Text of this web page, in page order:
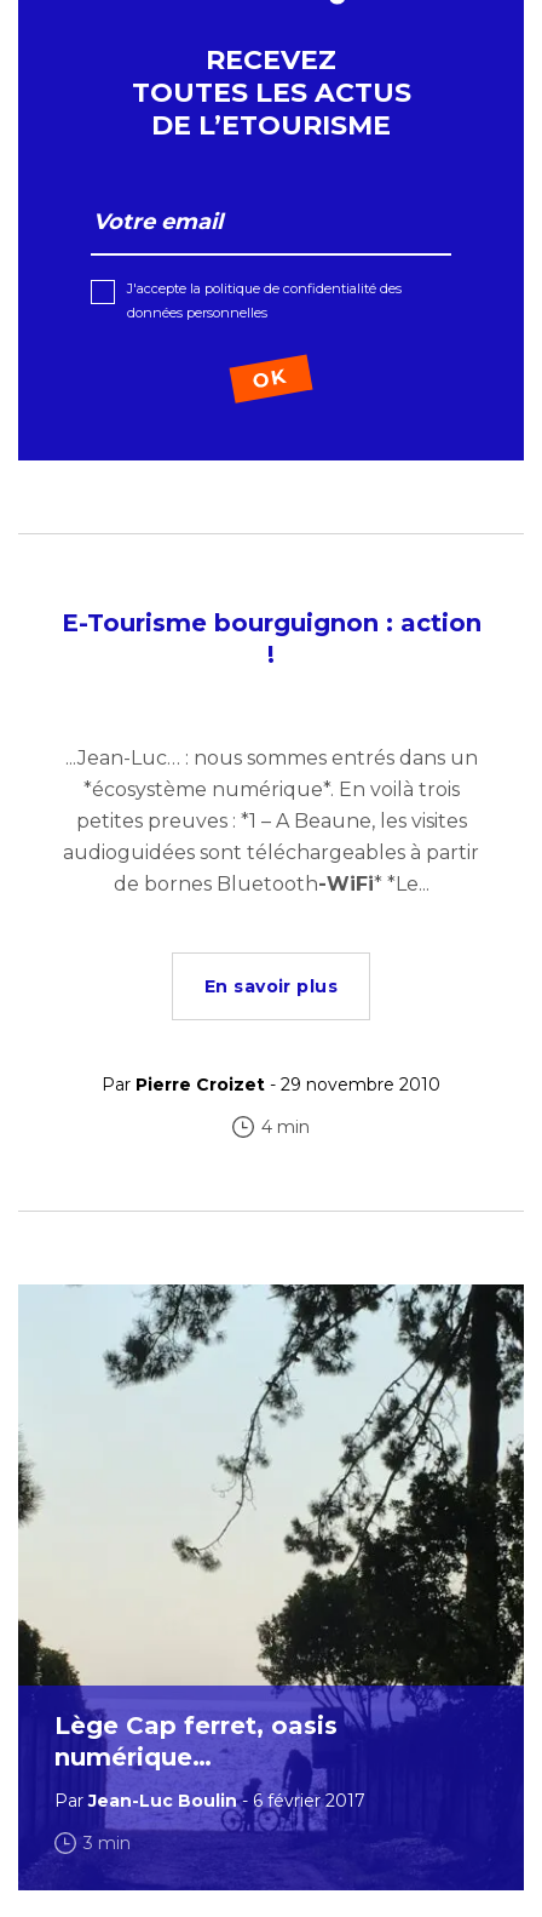
RECEVEZ
TOUTES LES ACTUS
DE L’ETOURISME
J'accepte la politique de confidentialité des
données personnelles
E-Tourisme bourguignon : action
!
...Jean-Luc… : nous sommes entrés dans un
*écosystème numérique*. En voilà trois
petites preuves : *1 – A Beaune, les visites
audioguidées sont téléchargeables à partir
de bornes Bluetooth-WiFi* *Le...
En savoir plus
Par Pierre Croizet - 29 novembre 2010
4 min
Lège Cap ferret, oasis
numérique…
ParJean-Luc Boulin- 6 février 2017
3 min